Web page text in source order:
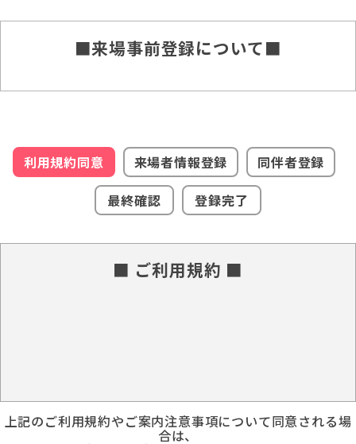
■来場事前登録について■
利用規約同意 来場者情報登録
同伴者登録
最終確認
登録完了
■ ご利用規約 ■
上記のご利用規約やご案内注意事項について同意される場
合は、